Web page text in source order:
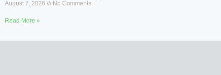
August 7, 2026 No Comments
Read More »